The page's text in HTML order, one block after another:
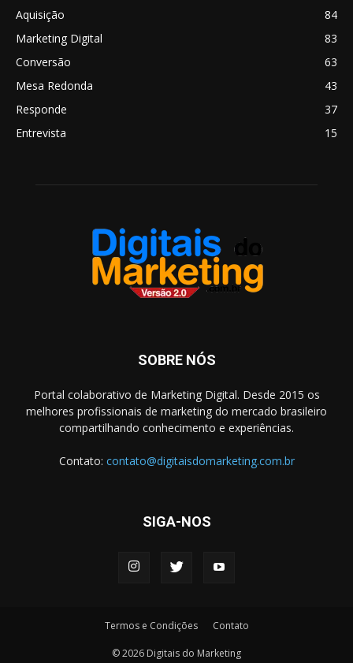
Aquisição
84
Marketing Digital
83
Conversão
63
Mesa Redonda
43
Responde
37
Entrevista
15
SOBRE NÓS
Portal colaborativo de Marketing Digital. Desde 2015 os
melhores profissionais de marketing do mercado brasileiro
compartilhando conhecimento e experiências.
Contato: contato@digitaisdomarketing.com.br
SIGA-NOS
Termos e Condições Contato
© 2026 Digitais do Marketing